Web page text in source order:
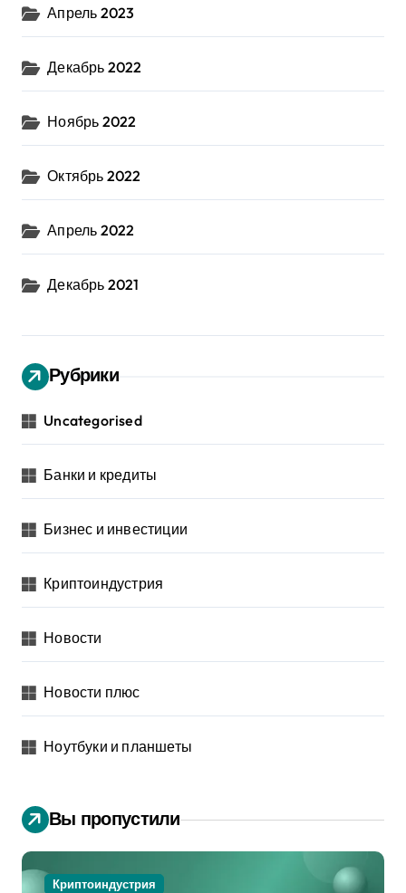
Апрель 2023
Декабрь 2022
Ноябрь 2022
Октябрь 2022
Апрель 2022
Декабрь 2021
Рубрики
Uncategorised
Банки и кредиты
Бизнес и инвестиции
Криптоиндустрия
Новости
Новости плюс
Ноутбуки и планшеты
Вы пропустили
Криптоиндустрия